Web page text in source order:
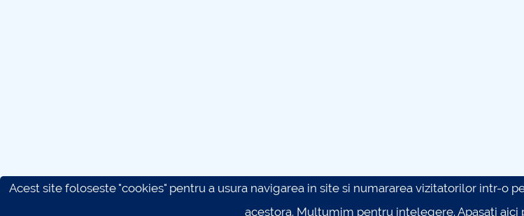
Acest site foloseste "cookies" pentru a usura navigarea in site si numararea vizitatorilor intr-o
acestora. Multumim pentru intelegere.Apasati